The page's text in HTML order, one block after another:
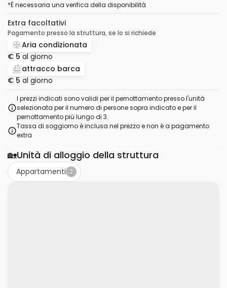
*È necessaria una verifica della disponibilità
Extra facoltativi
Pagamento presso la struttura, se lo si richiede
Aria condizionata
€ 5 al giorno
attracco barca
€ 5 al giorno
I prezzi indicati sono validi per il pernottamento presso l'unità
selezionata per il numero di persone sopra indicato e per il
pernottamento più lungo di 3.
Tassa di soggiorno è inclusa nel prezzo e non è a pagamento
extra
🏡Unità di alloggio della struttura
Appartamenti 2